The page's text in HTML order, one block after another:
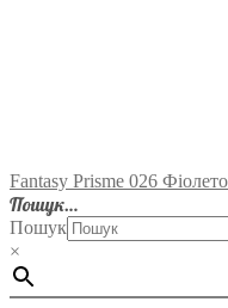
Fantasy Prisme 026
Пошук…
Пошук
×